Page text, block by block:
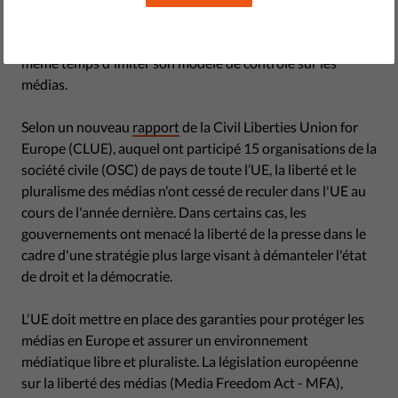
même temps d'imiter son modèle de contrôle sur les
médias.
Selon un nouveau rapportde la Civil Liberties Union for
Europe (CLUE), auquel ont participé 15 organisations de la
société civile (OSC) de pays de toute l’UE, la liberté et le
pluralisme des médias n'ont cessé de reculer dans l'UE au
cours de l'année dernière. Dans certains cas, les
gouvernements ont menacé la liberté de la presse dans le
cadre d'une stratégie plus large visant à démanteler l'état
de droit et la démocratie.
L'UE doit mettre en place des garanties pour protéger les
médias en Europe et assurer un environnement
médiatique libre et pluraliste. La législation européenne
sur la liberté des médias (Media Freedom Act - MFA),